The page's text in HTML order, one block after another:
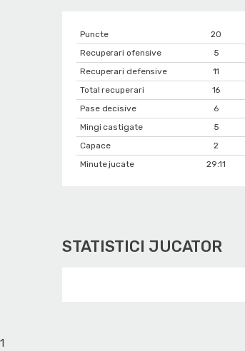
Puncte 20
Recuperari ofensive
5
Recuperari defensive
11
Total recuperari
16
Pase decisive
6
Mingi castigate
5
Capace
2
Minute jucate
29:11
STATISTICI JUCATOR
1